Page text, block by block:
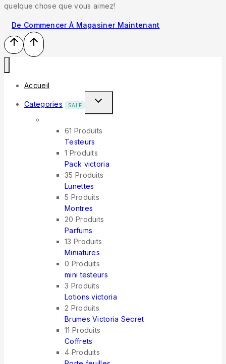
quelque chose que vous aimez!
De Commencer À Magasiner Maintenant
Accueil
Categories SALE
61 Produits
Testeurs
1 Produits
Pack victoria
35 Produits
Lunettes
5 Produits
Montres
20 Produits
Parfums
13 Produits
Miniatures
0 Produits
mini testeurs
3 Produits
Lotions victoria
2 Produits
Brumes Victoria Secret
11 Produits
Coffrets
4 Produits